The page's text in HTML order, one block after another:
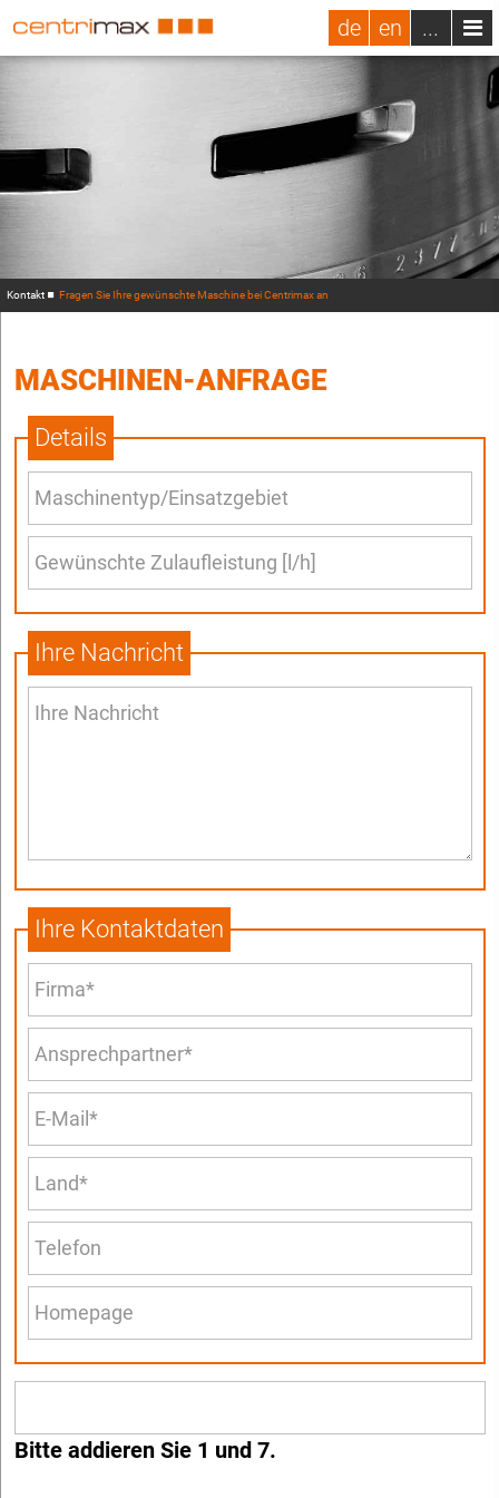
de en ...
Kontakt Fragen Sie Ihre gewünschte Maschine bei Centrimax an
MASCHINEN-ANFRAGE
Details
Ihre Nachricht
Ihre Kontaktdaten
Bitte addieren Sie 1 und 7.